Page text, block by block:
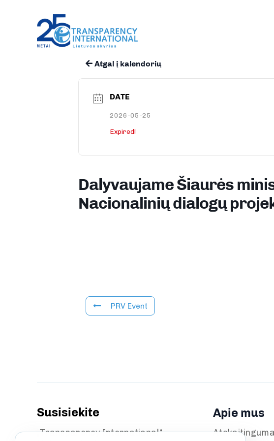
Atgal į kalendorių
DATE
2026-05-25
Expired!
Dalyvaujame Šiaurės
Nacionalinių dialogų
PRV Event
Susisiekite
„Transparency International“
Apie mus